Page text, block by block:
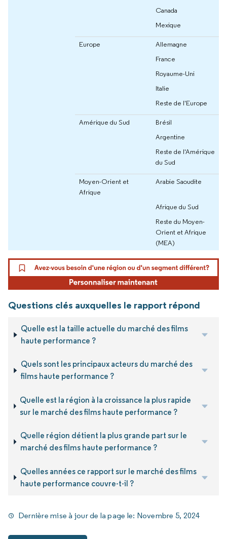
Canada
Mexique
Europe
Allemagne
France
Royaume-Uni
Italie
Reste de l'Europe
Amérique du Sud
Brésil
Argentine
Reste de l'Amérique
du Sud
Moyen-Orient et
Afrique
Arabie Saoudite
Afrique du Sud
Reste du Moyen-
Orient et Afrique
(MEA)
Questions clés auxquelles le rapport répond
Quelle est la taille actuelle du marché des films
haute performance ?
Quels sont les principaux acteurs du marché des
films haute performance ?
Quelle est la région à la croissance la plus rapide
sur le marché des films haute performance ?
Quelle région détient la plus grande part sur le
marché des films haute performance ?
Quelles années ce rapport sur le marché des films
haute performance couvre-t-il ?
Dernière mise à jour de la page le: Novembre 5, 2024